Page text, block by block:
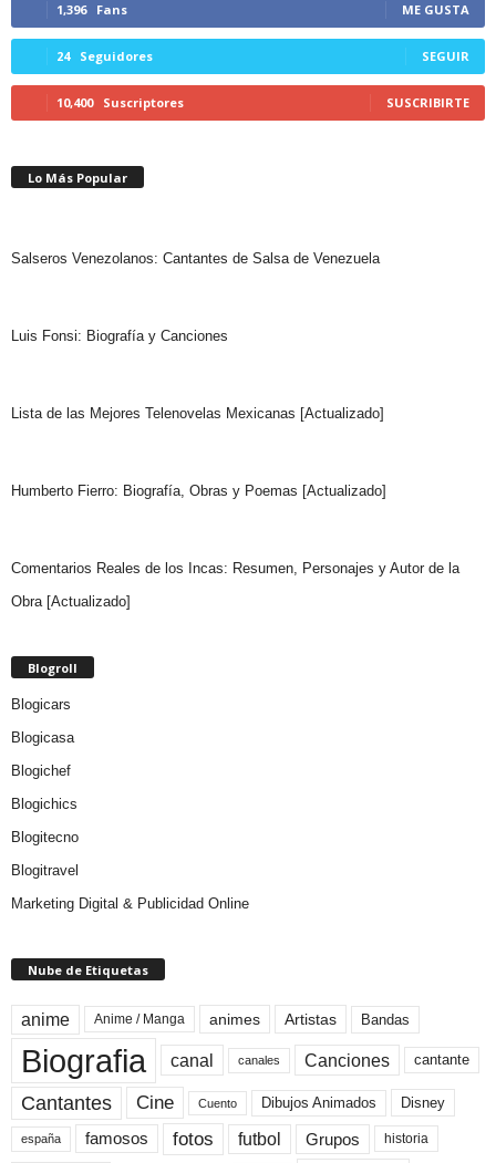
1,396 Fans ME GUSTA
24 Seguidores SEGUIR
10,400 Suscriptores SUSCRIBIRTE
Lo Más Popular
Salseros Venezolanos: Cantantes de Salsa de Venezuela
Luis Fonsi: Biografía y Canciones
Lista de las Mejores Telenovelas Mexicanas [Actualizado]
Humberto Fierro: Biografía, Obras y Poemas [Actualizado]
Comentarios Reales de los Incas: Resumen, Personajes y Autor de la
Obra [Actualizado]
Blogroll
Blogicars
Blogicasa
Blogichef
Blogichics
Blogitecno
Blogitravel
Marketing Digital & Publicidad Online
Nube de Etiquetas
anime Anime / Manga animes Artistas Bandas
Biografia canal canales Canciones cantante
Cantantes Cine Cuento Dibujos Animados Disney
españa famosos fotos futbol Grupos historia